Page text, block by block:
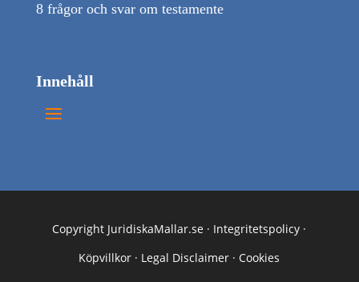
8 frågor och svar om testamente
Innehåll
Copyright JuridiskaMallar.se · Integritetspolicy ·
Köpvillkor · Legal Disclaimer ·Cookies